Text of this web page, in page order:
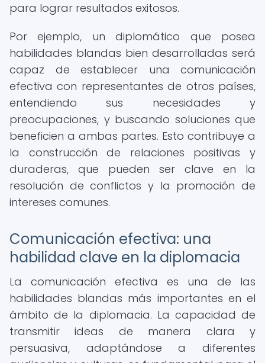
para lograr resultados exitosos.
Por ejemplo, un diplomático que posea
habilidades blandas bien desarrolladas será
capaz de establecer una comunicación
efectiva con representantes de otros países,
entendiendo sus necesidades y
preocupaciones, y buscando soluciones que
beneficien a ambas partes. Esto contribuye a
la construcción de relaciones positivas y
duraderas, que pueden ser clave en la
resolución de conflictos y la promoción de
intereses comunes.
Comunicación efectiva: una
habilidad clave en la diplomacia
La comunicación efectiva es una de las
habilidades blandas más importantes en el
ámbito de la diplomacia. La capacidad de
transmitir ideas de manera clara y
persuasiva, adaptándose a diferentes